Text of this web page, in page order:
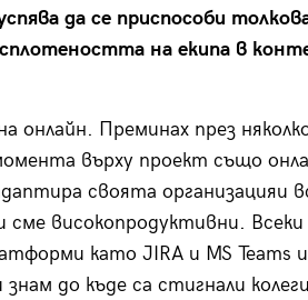
да се приспособи
на екипа в
онлайн. Преминах през
върху проект също
своята организацияи
високопродуктивни.
като JIRA и MS Teams
до къде са стигнали